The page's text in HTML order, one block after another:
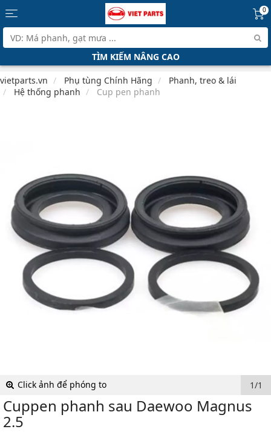
0
TÌM KIẾM NÂNG CAO
vietparts.vn Phụ tùng Chính Hãng
Phanh, treo & lái
Hệ thống phanh
Cup pen phanh
Click ảnh để phóng to 1/1
Cuppen phanh sau Daewoo Magnus
2.5